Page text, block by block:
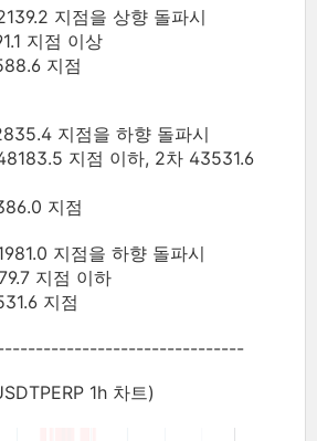
지점을 상향 돌파시
지점 이상
지점
지점을 하향 돌파시
지점 이하, 2차 43531.6
지점
지점을 하향 돌파시
지점 이하
지점
1h 차트)